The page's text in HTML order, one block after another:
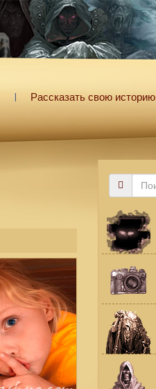
Рассказать свою историю
Поиск